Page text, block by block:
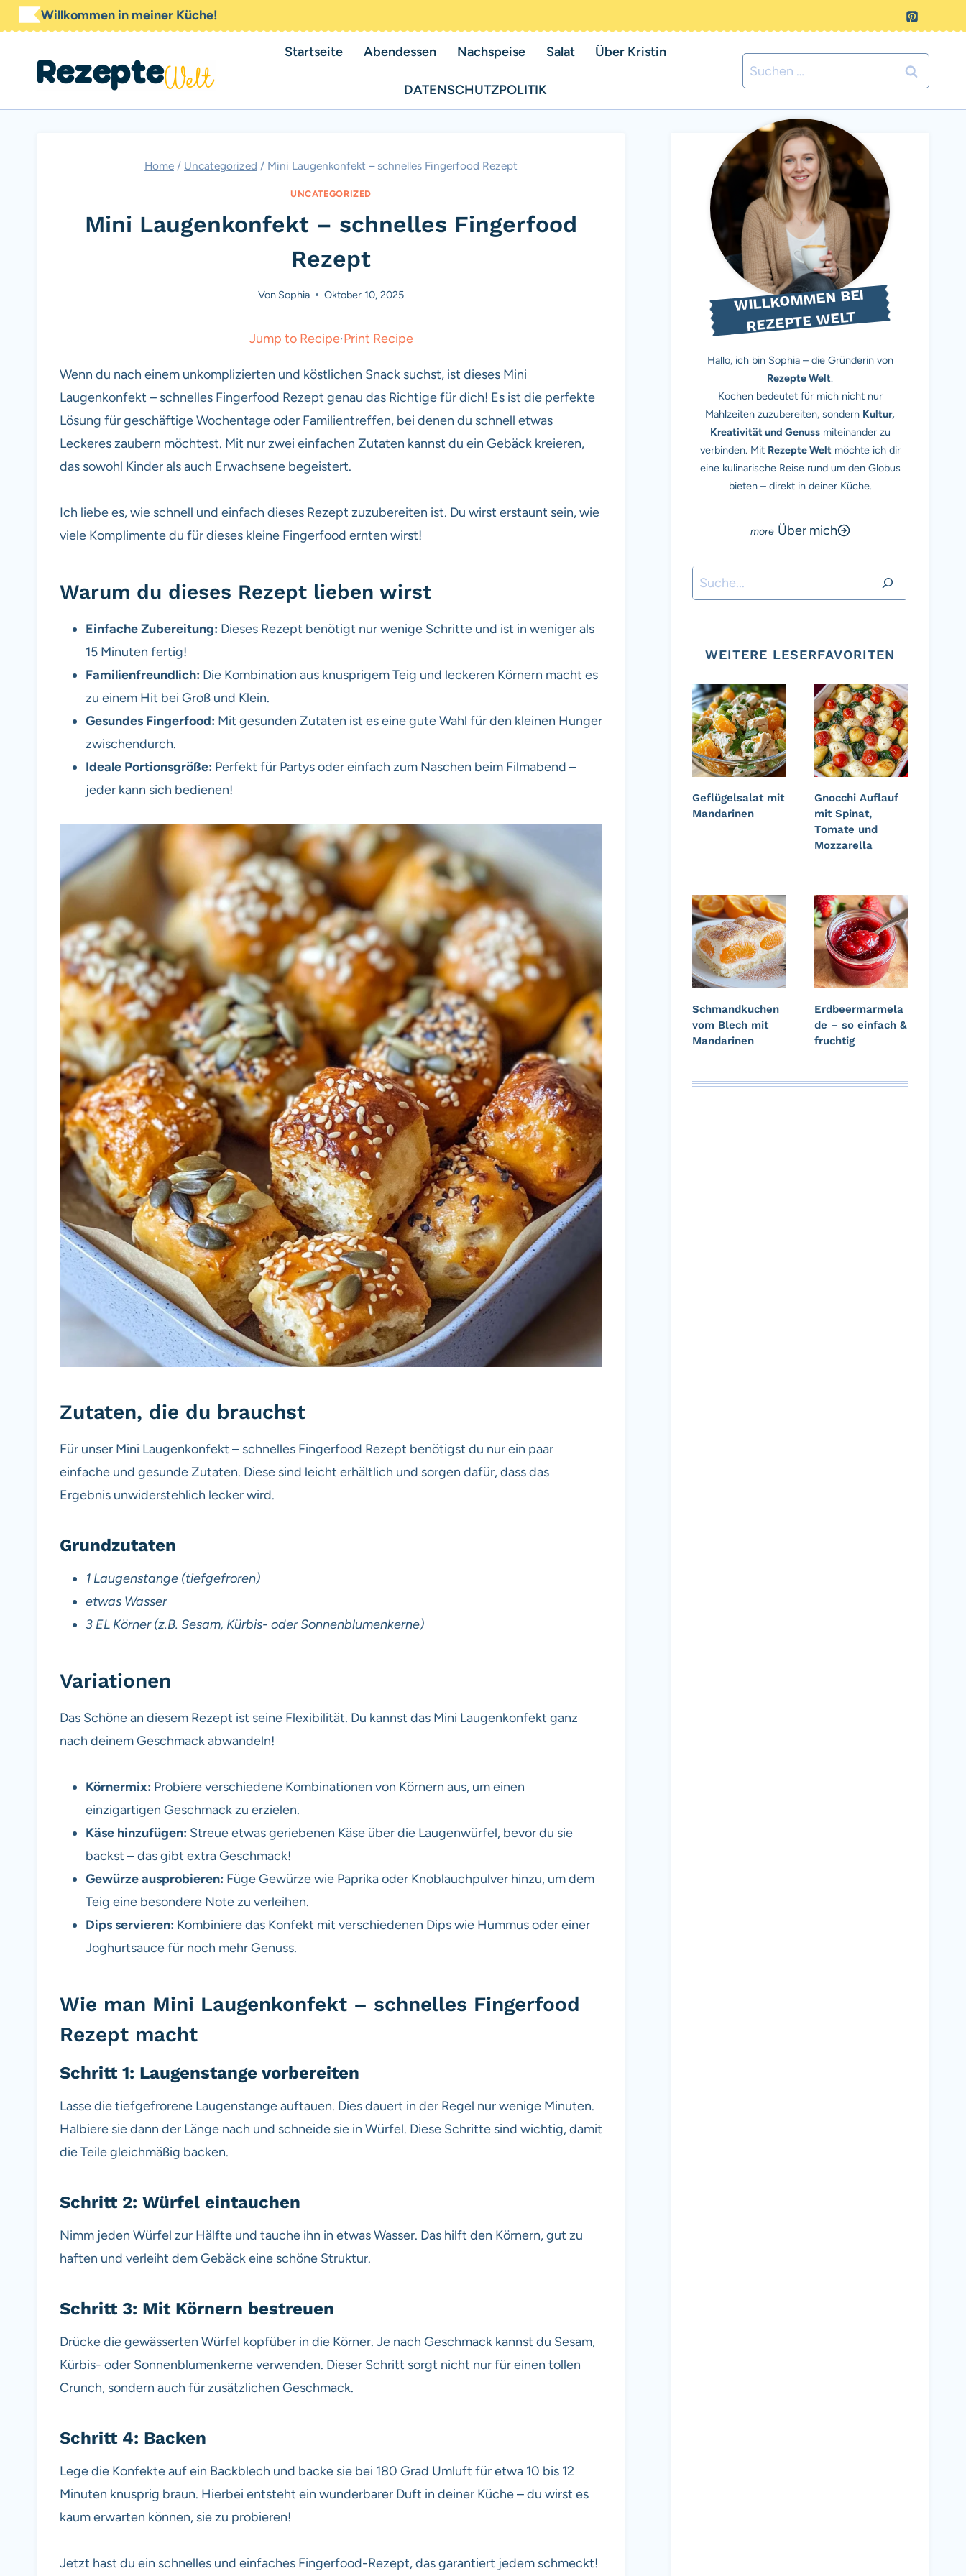
Zum
Inhalt
springen
Willkommen in meiner Küche!
Startseite Abendessen Nachspeise Salat Über Kristin
DATENSCHUTZPOLITIK
Suchen
nach:
Home / Uncategorized / Mini Laugenkonfekt – schnelles Fingerfood Rezept
UNCATEGORIZED
Mini Laugenkonfekt – schnelles Fingerfood
Rezept
Von Sophia Oktober 10, 2025
Jump to Recipe·Print Recipe
Wenn du nach einem unkomplizierten und köstlichen Snack suchst, ist dieses Mini
Laugenkonfekt – schnelles Fingerfood Rezept genau das Richtige für dich! Es ist die perfekte
Lösung für geschäftige Wochentage oder Familientreffen, bei denen du schnell etwas
Leckeres zaubern möchtest. Mit nur zwei einfachen Zutaten kannst du ein Gebäck kreieren,
das sowohl Kinder als auch Erwachsene begeistert.
Ich liebe es, wie schnell und einfach dieses Rezept zuzubereiten ist. Du wirst erstaunt sein, wie
viele Komplimente du für dieses kleine Fingerfood ernten wirst!
Warum du dieses Rezept lieben wirst
Einfache Zubereitung: Dieses Rezept benötigt nur wenige Schritte und ist in weniger als
15 Minuten fertig!
Familienfreundlich: Die Kombination aus knusprigem Teig und leckeren Körnern macht es
zu einem Hit bei Groß und Klein.
Gesundes Fingerfood: Mit gesunden Zutaten ist es eine gute Wahl für den kleinen Hunger
zwischendurch.
Ideale Portionsgröße: Perfekt für Partys oder einfach zum Naschen beim Filmabend –
jeder kann sich bedienen!
Zutaten, die du brauchst
Für unser Mini Laugenkonfekt – schnelles Fingerfood Rezept benötigst du nur ein paar
einfache und gesunde Zutaten. Diese sind leicht erhältlich und sorgen dafür, dass das
Ergebnis unwiderstehlich lecker wird.
Grundzutaten
1 Laugenstange (tiefgefroren)
etwas Wasser
3 EL Körner (z.B. Sesam, Kürbis- oder Sonnenblumenkerne)
Variationen
Das Schöne an diesem Rezept ist seine Flexibilität. Du kannst das Mini Laugenkonfekt ganz
nach deinem Geschmack abwandeln!
Körnermix: Probiere verschiedene Kombinationen von Körnern aus, um einen
einzigartigen Geschmack zu erzielen.
Käse hinzufügen: Streue etwas geriebenen Käse über die Laugenwürfel, bevor du sie
backst – das gibt extra Geschmack!
Gewürze ausprobieren: Füge Gewürze wie Paprika oder Knoblauchpulver hinzu, um dem
Teig eine besondere Note zu verleihen.
Dips servieren: Kombiniere das Konfekt mit verschiedenen Dips wie Hummus oder einer
Joghurtsauce für noch mehr Genuss.
Wie man Mini Laugenkonfekt – schnelles Fingerfood
Rezept macht
Schritt 1: Laugenstange vorbereiten
Lasse die tiefgefrorene Laugenstange auftauen. Dies dauert in der Regel nur wenige Minuten.
Halbiere sie dann der Länge nach und schneide sie in Würfel. Diese Schritte sind wichtig, damit
die Teile gleichmäßig backen.
Schritt 2: Würfel eintauchen
Nimm jeden Würfel zur Hälfte und tauche ihn in etwas Wasser. Das hilft den Körnern, gut zu
haften und verleiht dem Gebäck eine schöne Struktur.
Schritt 3: Mit Körnern bestreuen
Drücke die gewässerten Würfel kopfüber in die Körner. Je nach Geschmack kannst du Sesam,
Kürbis- oder Sonnenblumenkerne verwenden. Dieser Schritt sorgt nicht nur für einen tollen
Crunch, sondern auch für zusätzlichen Geschmack.
Schritt 4: Backen
Lege die Konfekte auf ein Backblech und backe sie bei 180 Grad Umluft für etwa 10 bis 12
Minuten knusprig braun. Hierbei entsteht ein wunderbarer Duft in deiner Küche – du wirst es
kaum erwarten können, sie zu probieren!
Jetzt hast du ein schnelles und einfaches Fingerfood-Rezept, das garantiert jedem schmeckt!
WILLKOMMEN BEI
REZEPTE WELT
Hallo, ich bin Sophia – die Gründerin von
Rezepte Welt.
Kochen bedeutet für mich nicht nur
Mahlzeiten zuzubereiten, sondern Kultur,
Kreativität und Genussmiteinander zu
verbinden. Mit Rezepte Weltmöchte ich dir
eine kulinarische Reise rund um den Globus
bieten – direkt in deiner Küche.
Über mich
Suchen
WEITERE LESERFAVORITEN
Geflügelsalat mit
Mandarinen
Gnocchi Auflauf
mit Spinat,
Tomate und
Mozzarella
Schmandkuchen
vom Blech mit
Mandarinen
Erdbeermarmela
de – so einfach &
fruchtig